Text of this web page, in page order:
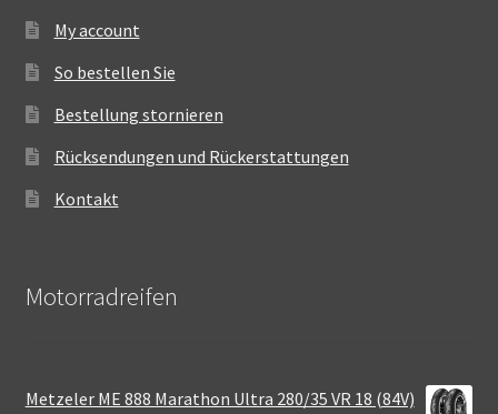
My account
So bestellen Sie
Bestellung stornieren
Rücksendungen und Rückerstattungen
Kontakt
Motorradreifen
Metzeler ME 888 Marathon Ultra 280/35 VR 18 (84V)